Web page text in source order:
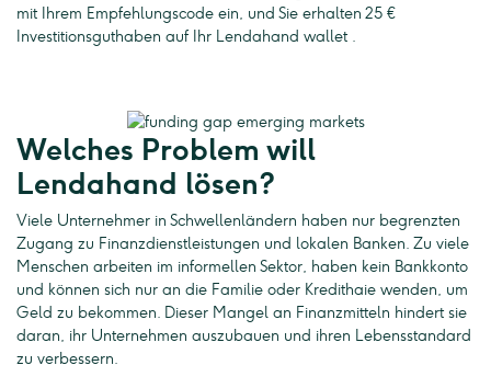
mit Ihrem Empfehlungscode ein, und Sie erhalten 25 €
Investitionsguthaben auf Ihr Lendahand wallet .
Welches Problem will
Lendahand lösen?
Viele Unternehmer in Schwellenländern haben nur begrenzten
Zugang zu Finanzdienstleistungen und lokalen Banken. Zu viele
Menschen arbeiten im informellen Sektor, haben kein Bankkonto
und können sich nur an die Familie oder Kredithaie wenden, um
Geld zu bekommen. Dieser Mangel an Finanzmitteln hindert sie
daran, ihr Unternehmen auszubauen und ihren Lebensstandard
zu verbessern.